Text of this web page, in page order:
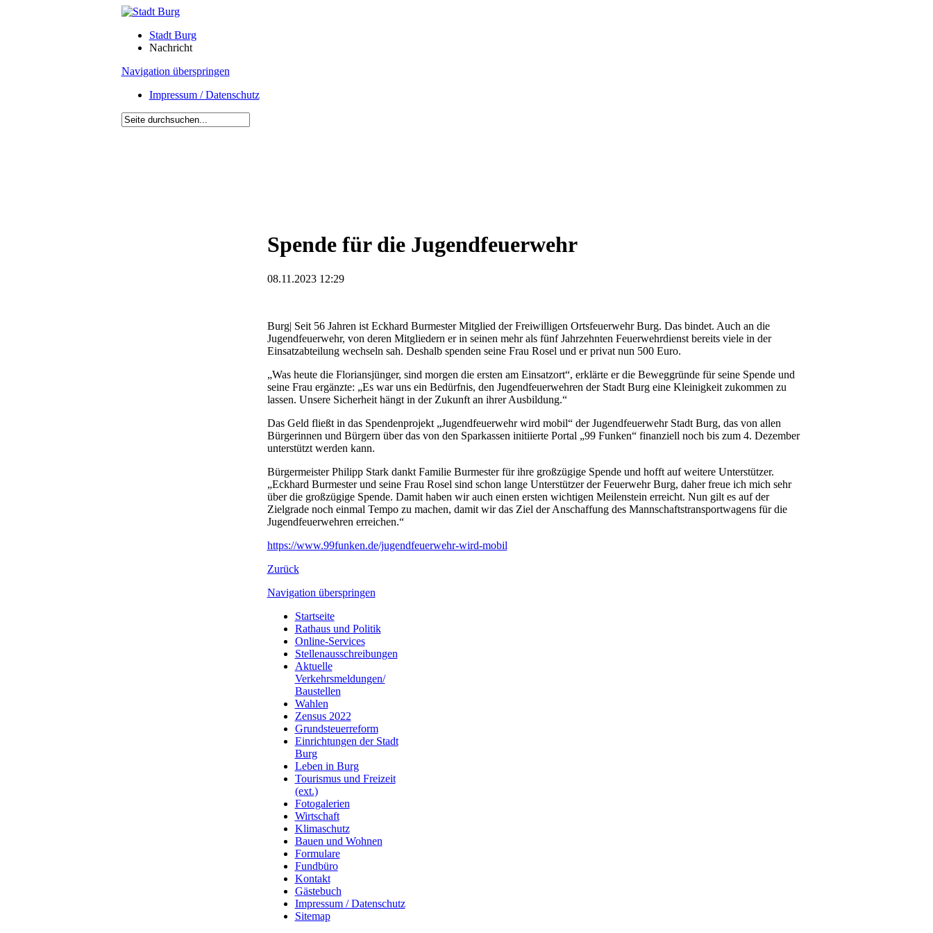
Stadt Burg
Nachricht
Navigation überspringen
Impressum / Datenschutz
Spende für die Jugendfeuerwehr
08.11.2023 12:29
Burg| Seit 56 Jahren ist Eckhard Burmester Mitglied der Freiwilligen Ortsfeuerwehr Burg. Das bindet. Auch an die
Jugendfeuerwehr, von deren Mitgliedern er in seinen mehr als fünf Jahrzehnten Feuerwehrdienst bereits viele in der
Einsatzabteilung wechseln sah. Deshalb spenden seine Frau Rosel und er privat nun 500 Euro.
„Was heute die Floriansjünger, sind morgen die ersten am Einsatzort“, erklärte er die Beweggründe für seine Spende und
seine Frau ergänzte: „Es war uns ein Bedürfnis, den Jugendfeuerwehren der Stadt Burg eine Kleinigkeit zukommen zu
lassen. Unsere Sicherheit hängt in der Zukunft an ihrer Ausbildung.“
Das Geld fließt in das Spendenprojekt „Jugendfeuerwehr wird mobil“ der Jugendfeuerwehr Stadt Burg, das von allen
Bürgerinnen und Bürgern über das von den Sparkassen initiierte Portal „99 Funken“ finanziell noch bis zum 4. Dezember
unterstützt werden kann.
Bürgermeister Philipp Stark dankt Familie Burmester für ihre großzügige Spende und hofft auf weitere Unterstützer.
„Eckhard Burmester und seine Frau Rosel sind schon lange Unterstützer der Feuerwehr Burg, daher freue ich mich sehr
über die großzügige Spende. Damit haben wir auch einen ersten wichtigen Meilenstein erreicht. Nun gilt es auf der
Zielgrade noch einmal Tempo zu machen, damit wir das Ziel der Anschaffung des Mannschaftstransportwagens für die
Jugendfeuerwehren erreichen.“
https://www.99funken.de/jugendfeuerwehr-wird-mobil
Zurück
Navigation überspringen
Startseite
Rathaus und Politik
Online-Services
Stellenausschreibungen
Aktuelle
Verkehrsmeldungen/
Baustellen
Wahlen
Zensus 2022
Grundsteuerreform
Einrichtungen der Stadt
Burg
Leben in Burg
Tourismus und Freizeit
(ext.)
Fotogalerien
Wirtschaft
Klimaschutz
Bauen und Wohnen
Formulare
Fundbüro
Kontakt
Gästebuch
Impressum / Datenschutz
Sitemap